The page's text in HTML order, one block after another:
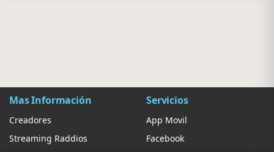
Mas Información
Creadores
Streaming Raddios
Servicios
App Movil
Facebook